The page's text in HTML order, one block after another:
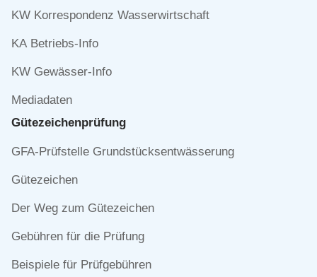
KW Korrespondenz Wasserwirtschaft
KA Betriebs-Info
KW Gewässer-Info
Mediadaten
Gütezeichen­prüfung
Navigation
GFA-Prüfstelle Grundstücksentwässerung
Gütezeichen
Der Weg zum Gütezeichen
Gebühren für die Prüfung
Beispiele für Prüfgebühren